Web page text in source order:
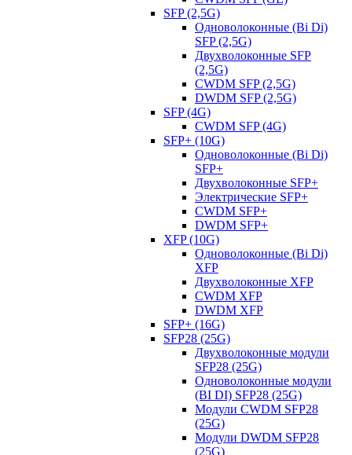
SFP (2,5G)
Одноволоконные (Bi Di)
SFP (2,5G)
Двухволоконные SFP
(2,5G)
CWDM SFP (2,5G)
DWDM SFP (2,5G)
SFP (4G)
CWDM SFP (4G)
SFP+ (10G)
Одноволоконные (Bi Di)
SFP+
Двухволоконные SFP+
Электрические SFP+
CWDM SFP+
DWDM SFP+
XFP (10G)
Одноволоконные (Bi Di)
XFP
Двухволоконные XFP
CWDM XFP
DWDM XFP
SFP+ (16G)
SFP28 (25G)
Двухволоконные модули
SFP28 (25G)
Одноволоконные модули
(BI DI) SFP28 (25G)
Модули CWDM SFP28
(25G)
Модули DWDM SFP28
(25G)